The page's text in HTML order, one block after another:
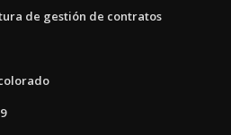
de gestión de contratos